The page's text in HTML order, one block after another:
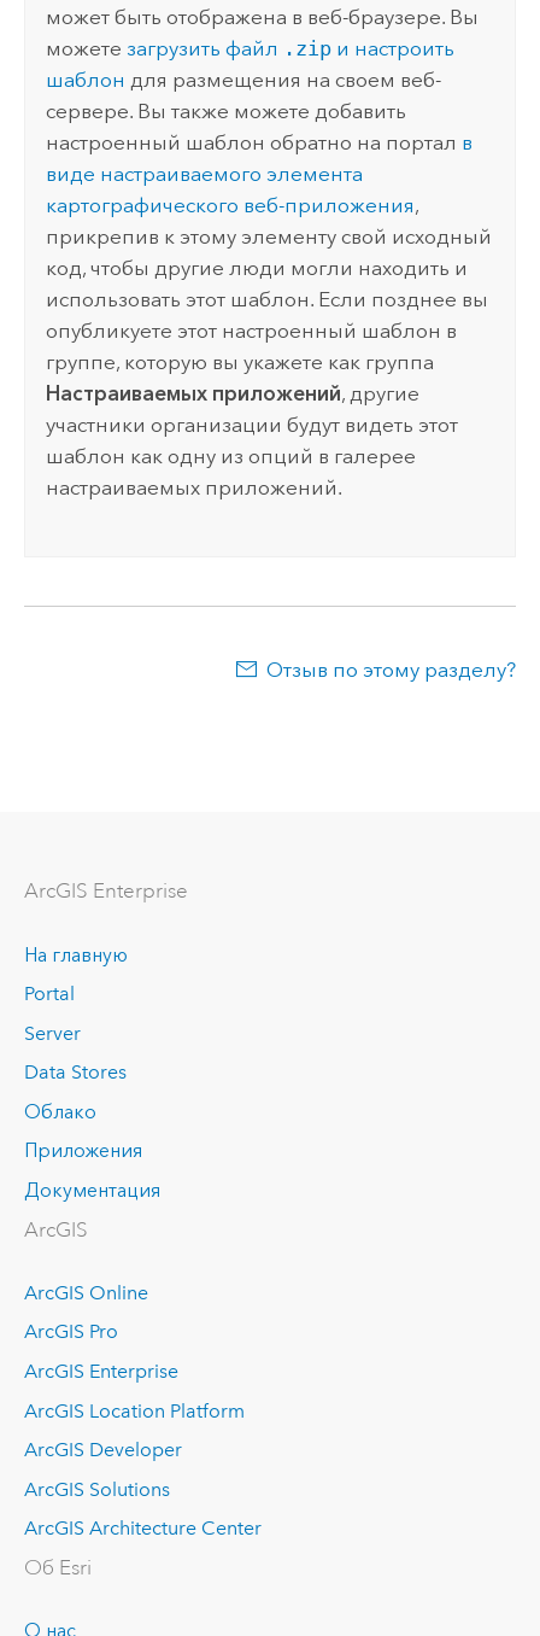
может быть отображена в веб-браузере. Вы
можете загрузить файл .zip и настроить
шаблон для размещения на своем веб-
сервере. Вы также можете добавить
настроенный шаблон обратно на портал в
виде настраиваемого элемента
картографического веб-приложения,
прикрепив к этому элементу свой исходный
код, чтобы другие люди могли находить и
использовать этот шаблон. Если позднее вы
опубликуете этот настроенный шаблон в
группе, которую вы укажете как группа
Настраиваемых приложений, другие
участники организации будут видеть этот
шаблон как одну из опций в галерее
настраиваемых приложений.
Отзыв по этому разделу?
ArcGIS Enterprise
На главную
Portal
Server
Data Stores
Облако
Приложения
Документация
ArcGIS
ArcGIS Online
ArcGIS Pro
ArcGIS Enterprise
ArcGIS Location Platform
ArcGIS Developer
ArcGIS Solutions
ArcGIS Architecture Center
Об Esri
О нас